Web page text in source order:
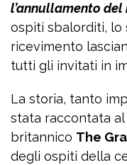
l’annullamento
ospiti sbalorditi, lo
ricevimento
tutti gli invitati in
La storia, tanto
stata raccontata
britannico The
degli ospiti della